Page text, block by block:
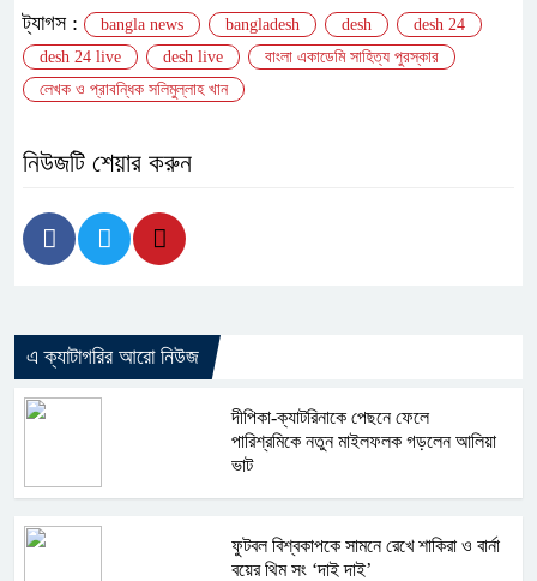
ট্যাগস : bangla news bangladesh desh
desh 24
desh 24 live
desh live
বাংলা একাডেমি সাহিত্য পুরস্কার
লেখক ও প্রাবন্ধিক সলিমুল্লাহ খান
নিউজটি শেয়ার করুন
এ ক্যাটাগরির আরো নিউজ
দীপিকা-ক্যাটরিনাকে পেছনে ফেলে
পারিশ্রমিকে নতুন মাইলফলক গড়লেন আলিয়া
ভাট
ফুটবল বিশ্বকাপকে সামনে রেখে শাকিরা ও বার্না
বয়ের থিম সং ‘দাই দাই’